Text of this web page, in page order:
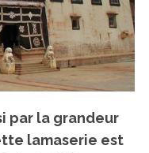
par la grandeur
lamaserie est